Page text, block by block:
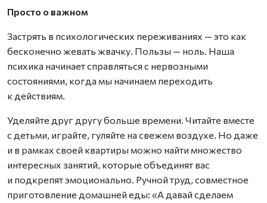
Просто о важном
Застрять в психологических переживаниях — это как
бесконечно жевать жвачку. Пользы — ноль. Наша
психика начинает справляться с нервозными
состояниями, когда мы начинаем переходить
к действиям.
Уделяйте друг другу больше времени. Читайте вместе
с детьми, играйте, гуляйте на свежем воздухе. Но даже
и в рамках своей квартиры можно найти множество
интересных занятий, которые объединят вас
и подкрепят эмоционально. Ручной труд, совместное
приготовление домашней еды: «А давай сделаем